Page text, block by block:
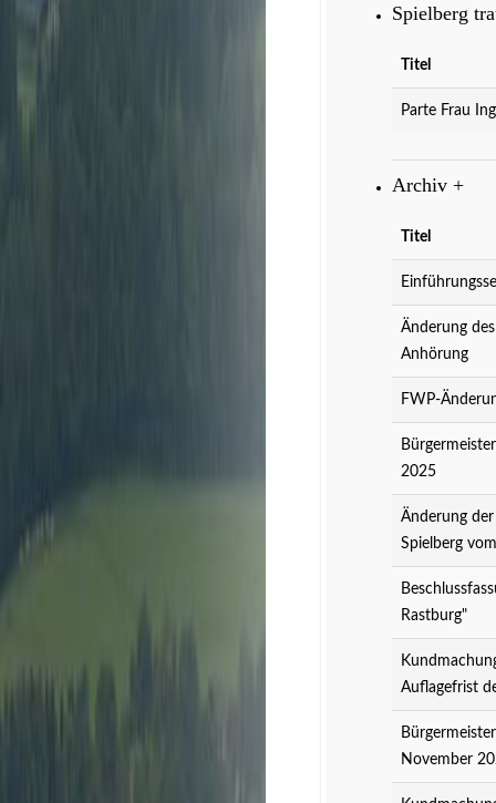
Spielberg
Titel
Parte Frau
Archiv +
Titel
Änderung
Anhörung
FWP-
2025
Änderung
Spielberg
Rastburg"
Auflagefrist
November